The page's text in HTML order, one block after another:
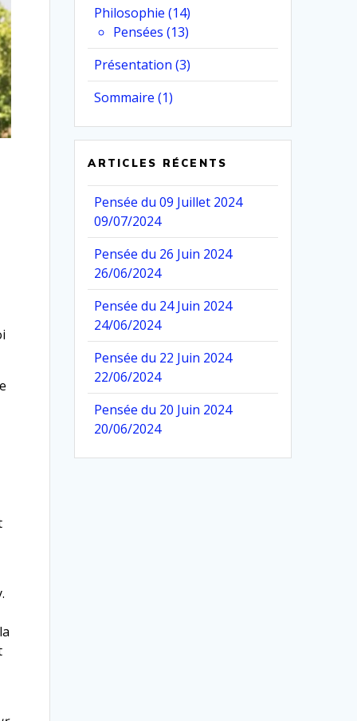
Philosophie (14)
Pensées (13)
Présentation (3)
Sommaire (1)
ARTICLES RÉCENTS
Pensée du 09 Juillet 2024
09/07/2024
Pensée du 26 Juin 2024
26/06/2024
Pensée du 24 Juin 2024
24/06/2024
Pensée du 22 Juin 2024
22/06/2024
Pensée du 20 Juin 2024
20/06/2024